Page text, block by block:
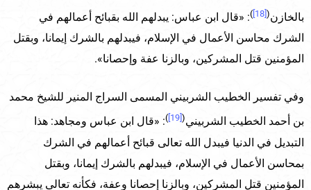
بالخازن(
): «قال ابن عباس: يبدلهم الله بقبائح أعمالهم في
الشرك محاسن الأعمال في الإسلام، فيبدلهم بالشرك إيمانا، وبقتل
المؤمنين قتل المشركين، وبالزنا عفة وإحصانا».
وفي تفسير الخطيب الشربيني المسمى السراج المنير للشيخ محمد
بن أحمد الخطيب الشربيني(
): «قال ابن عباس ومجاهد: هذا
التبديل في الدنيا فيبدل الله تعالى قبائح أعمالهم في الشرك
بمحاسن الأعمال في الإسلام، فيبدلهم بالشرك إيمانا، وبقتل
المؤمنين قتل المشركين، وبالزنا إحصانا وعفة، فكأنه تعالى يبشرهم